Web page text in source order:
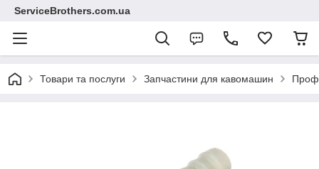
ServiceBrothers.com.ua
Товари та послуги Запчастини для кавомашин